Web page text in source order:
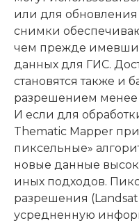
или для обновления
снимки
чем прежде
данных для ГИС.
становятся также и
разрешением менее
И если для
Thematic Mapper
пиксельные»
новые данные
иных подходов.
разрешения
усредненную